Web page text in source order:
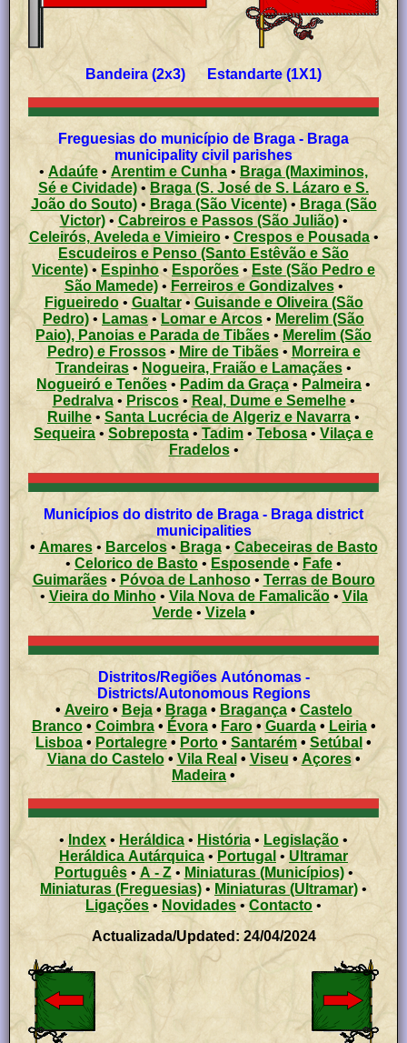
Bandeira (2x3) Estandarte (1X1)
Freguesias do município de Braga - Braga
municipality civil parishes
• Adaúfe • Arentim e Cunha • Braga (Maximinos,
Sé e Cividade) • Braga (S. José de S. Lázaro e S.
João do Souto)• Braga (São Vicente)• Braga (São
Victor)• Cabreiros e Passos (São Julião)•
Celeirós, Aveleda e Vimieiro• Crespos e Pousada•
Escudeiros e Penso (Santo Estêvão e São
Vicente)• Espinho• Esporões• Este (São Pedro e
São Mamede)• Ferreiros e Gondizalves•
Figueiredo• Gualtar• Guisande e Oliveira (São
Pedro) • Lamas •Lomar e Arcos • Merelim (São
Paio), Panoias e Parada de Tibães • Merelim (São
Pedro) e Frossos• Mire de Tibães• Morreira e
Trandeiras • Nogueira, Fraião e Lamaçães •
Nogueiró e Tenões•Padim da Graça • Palmeira •
Pedralva• Priscos• Real, Dume e Semelhe•
Ruilhe • Santa Lucrécia de Algeriz e Navarra •
Sequeira• Sobreposta • Tadim • Tebosa • Vilaça e
Fradelos•
Municípios do distrito de Braga - Braga district
municipalities
• Amares• Barcelos• Braga•Cabeceiras de Basto
•
Celorico de Basto • Esposende• Fafe •
Guimarães• Póvoa de Lanhoso•
Terras de Bouro
• Vieira do Minho• Vila Nova de Famalicão• Vila
Verde• Vizela•
Distritos/Regiões Autónomas -
Districts/Autonomous Regions
•Aveiro• Beja•Braga• Bragança• Castelo
Branco• Coimbra• Évora• Faro• Guarda• Leiria•
Lisboa •Portalegre • Porto • Santarém • Setúbal •
Viana do Castelo• Vila Real • Viseu•Açores •
Madeira •
• Index • Heráldica • História • Legislação •
Heráldica Autárquica• Portugal •Ultramar
Português• A - Z• Miniaturas (Municípios)•
Miniaturas (Freguesias)• Miniaturas (Ultramar) •
Ligações • Novidades •Contacto •
Actualizada/Updated: 24/04/2024